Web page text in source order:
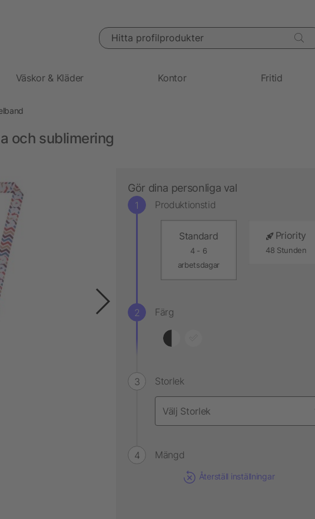
Hitta profilprodukter
Väskor & Kläder Kontor Fritid
och sublimering
Gör dina personliga val
Produktionstid
Standard
4 - 6
arbetsdagar
Priority
48 Stunden
Färg
Storlek
Mängd
Återställ inställningar